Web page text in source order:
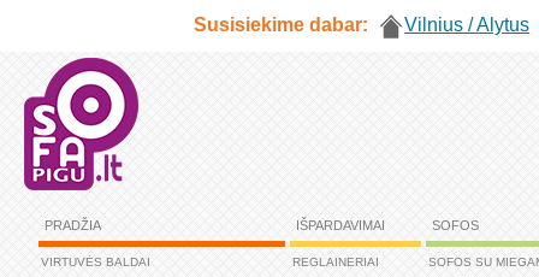
Susisiekime dabar: Vilnius / Alytus
PRADŽIA
VIRTUVĖS BALDAI
IŠPARDAVIMAI
REGLAINERIAI
SOFOS
SOFOS SU